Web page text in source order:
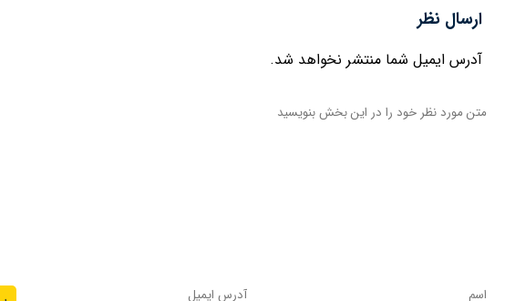
ارسال نظر
آدرس ایمیل شما منتشر نخواهد شد.